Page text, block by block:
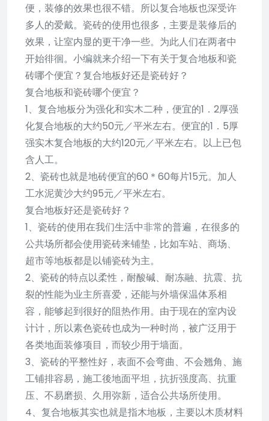
便，装修的效果也很不错。所以复合地板也深受许
多人的爱戴。瓷砖的使用也很多，主要是装修后的
效果，让室内显的更干净一些。为此人们在两者中
开始徘徊。小编就来介绍一下有关于复合地板和瓷
砖哪个便宜？复合地板好还是瓷砖好？
复合地板和瓷砖哪个便宜？
1、复合地板分为强化和实木二种，便宜的1．2厚强
化复合地板的大约50元／平米左右。便宜的1．5厚
强实木复合地板的大约120元／平米左右。以上已包
含人工。
2、瓷砖也就是地砖便宜的60＊60每片15元。加人
工水泥黄沙大约95元／平米左右。
复合地板好还是瓷砖好？
1、瓷砖的使用在我们生活中非常的普遍，在很多的
公共场所都会使用瓷砖来铺垫，比如车站、商场、
超市等地板都是以铺瓷砖为主。
2、瓷砖的特点以柔性，耐酸碱、耐冻融、抗震、抗
裂的性能为业主所喜爱，还能与外墙保温体系相
容，能够起到很好的阻热作用。由于现在的室内设
计计，所以素色瓷砖也成为一种时尚，被广泛用于
各类地面装修项目，而较少用于墙面。
3、瓷砖的平整性好，表面不会弯曲、不会翘角、施
工铺排容易，施工後地面平坦，抗折强度高、抗重
压、不易磨损、久用弥新，适合公共场所使用。
4、复合地板其实也就是指木地板，主要以木质材料